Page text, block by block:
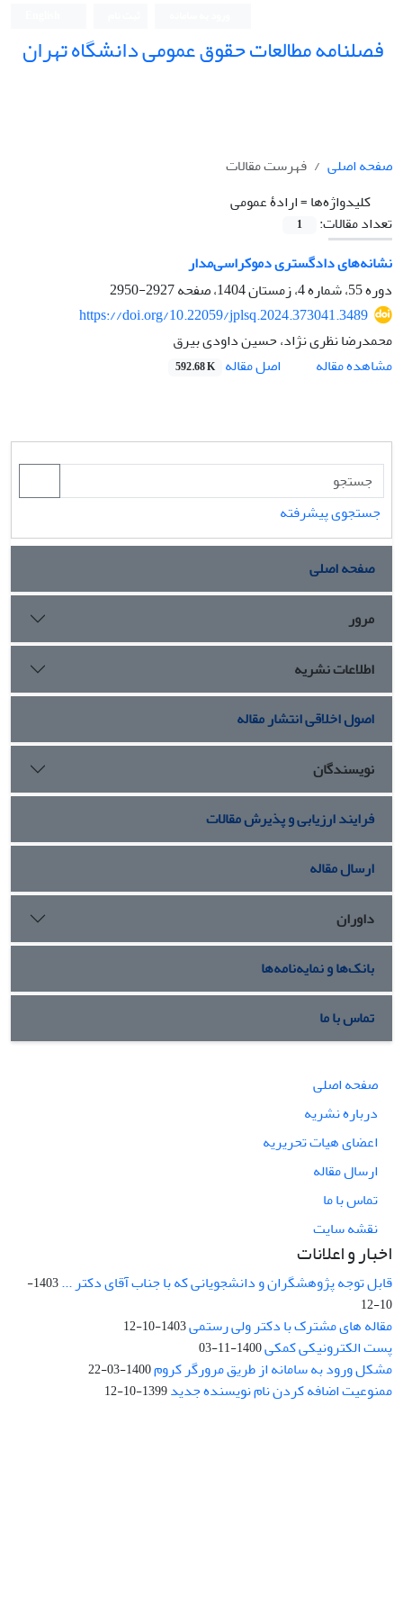
فصلنامه مطالعات حقوق عمومی دانشگاه تهران
صفحه اصلی
فهرست مقالات
کلیدواژه‌ها =ارادۀ عمومی
تعداد مقالات:
1
نشانه‌های دادگستری دموکراسی‌مدار
دوره 55، شماره 4، زمستان 1404، صفحه
2927-2950
https://doi.org/10.22059/jplsq.2024.373041.3489
محمدرضا نظری نژاد، حسین داودی بیرق
مشاهده مقاله
اصل مقاله 592.68 K
جستجوی پیشرفته
صفحه اصلی
مرور
اطلاعات نشریه
اصول اخلاقی انتشار مقاله
نویسندگان
فرایند ارزیابی و پذیرش مقالات
ارسال مقاله
داوران
بانک‌ها و نمایه‌نامه‌ها
تماس با ما
صفحه اصلی
درباره نشریه
اعضای هیات تحریریه
ارسال مقاله
تماس با ما
نقشه سایت
اخبار و اعلانات
قابل توجه پژوهشگران و دانشجویانی که با جناب آقای دکتر ...
1403-
10-12
مقاله های مشترک با دکتر ولی رستمی1403-10-12
پست الکترونیکی کمکی1400-11-03
مشکل ورود به سامانه از طریق مرورگر کروم1400-03-22
ممنوعیت اضافه کردن نام نویسنده جدید1399-10-12